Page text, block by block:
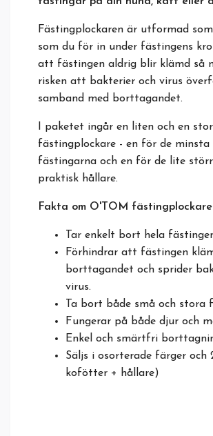
Fästingplockaren är utformad
som du för in under fästingens
att fästingen aldrig blir klämd så
risken att bakterier och virus
samband med borttagandet.
I paketet ingår en liten och en stor
fästingplockare - en för de minsta
fästingarna och en för de lite
praktisk hållare.
Fakta om O'TOM
Tar enkelt bort hela
Förhindrar att fästingen
borttagandet och sprider
virus.
Ta bort både små och stora
Fungerar på både djur och
Enkel och smärtfri
Säljs i osorterade färger och
kofötter + hållare)